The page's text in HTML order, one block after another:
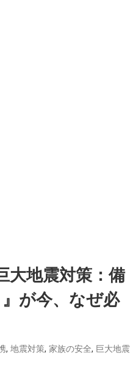
大地震対策：備
が今、なぜ必
, 地震対策, 家族の安全, 巨大地震